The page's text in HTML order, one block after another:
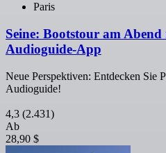
Paris
Seine: Bootstour am
Audioguide-App
Neue Perspektiven: Entdecken Sie
Audioguide!
4,3 (2.431)
Ab
28,90 $